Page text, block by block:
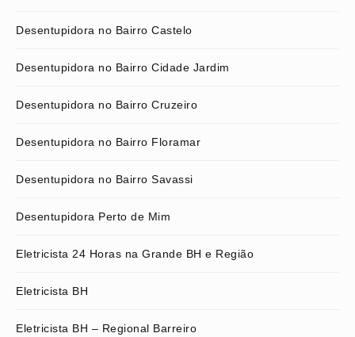
Desentupidora no Bairro Castelo
Desentupidora no Bairro Cidade Jardim
Desentupidora no Bairro Cruzeiro
Desentupidora no Bairro Floramar
Desentupidora no Bairro Savassi
Desentupidora Perto de Mim
Eletricista 24 Horas na Grande BH e Região
Eletricista BH
Eletricista BH – Regional Barreiro